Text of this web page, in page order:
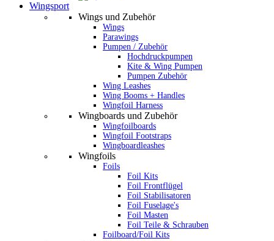
Wingsport
Wings und Zubehör
Wings
Parawings
Pumpen / Zubehör
Hochdruckpumpen
Kite & Wing Pumpen
Pumpen Zubehör
Wing Leashes
Wing Booms + Handles
Wingfoil Harness
Wingboards und Zubehör
Wingfoilboards
Wingfoil Footstraps
Wingboardleashes
Wingfoils
Foils
Foil Kits
Foil Frontflügel
Foil Stabilisatoren
Foil Fuselage's
Foil Masten
Foil Teile & Schrauben
Foilboard/Foil Kits